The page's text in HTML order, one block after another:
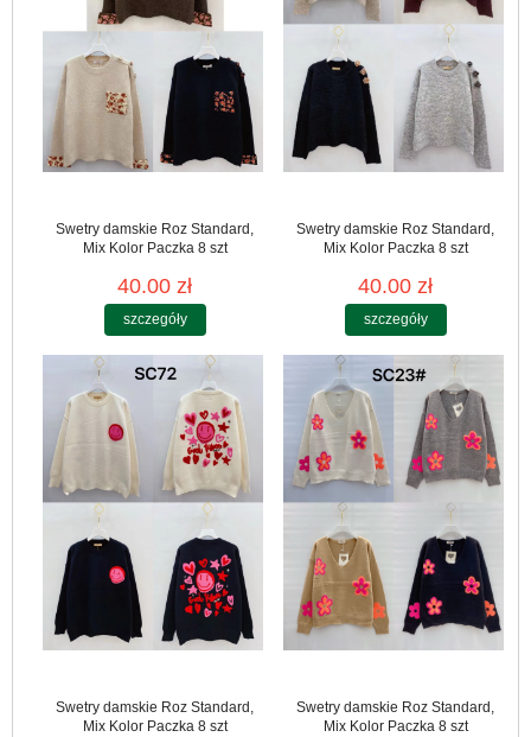
Swetry damskie Roz Standard,
Mix Kolor Paczka 8 szt
40.00 zł
szczegóły
Swetry damskie Roz Standard,
Mix Kolor Paczka 8 szt
40.00 zł
szczegóły
Swetry damskie Roz Standard,
Mix Kolor Paczka 8 szt
Swetry damskie Roz Standard,
Mix Kolor Paczka 8 szt